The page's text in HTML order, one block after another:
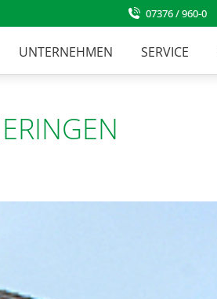
07376 / 960-0
UNTERNEHMEN SERVICE